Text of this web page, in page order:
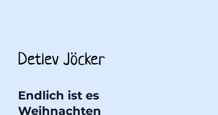
Detlev Jöcker
Endlich ist es
Weihnachten